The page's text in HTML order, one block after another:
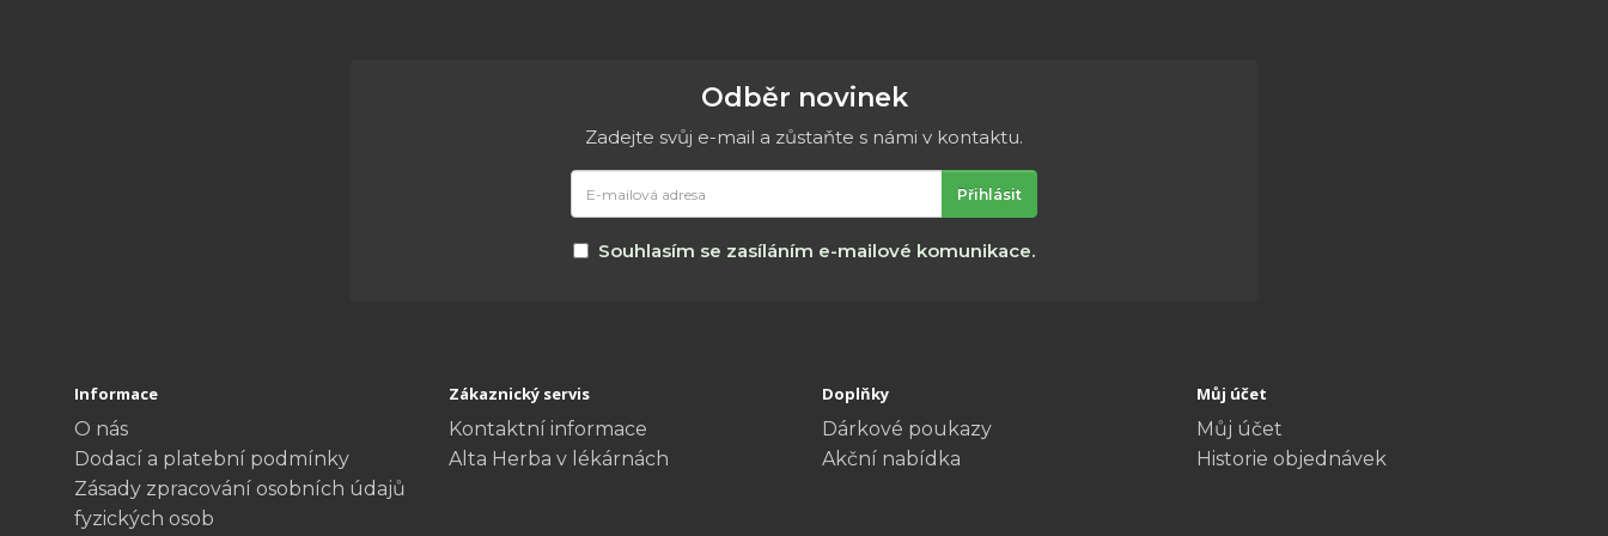
Odběr novinek
Zadejte svůj e-mail a zůstaňte s námi v kontaktu.
mailová
adresa
Přihlásit
Souhlasím se zasíláním e-mailové komunikace.
Informace
O nás
Dodací a platební podmínky
Zásady zpracování osobních údajů
fyzických osob
Zákaznický servis
Kontaktní informace
Alta Herba v lékárnách
Doplňky
Dárkové poukazy
Akční nabídka
Můj účet
Můj účet
Historie objednávek